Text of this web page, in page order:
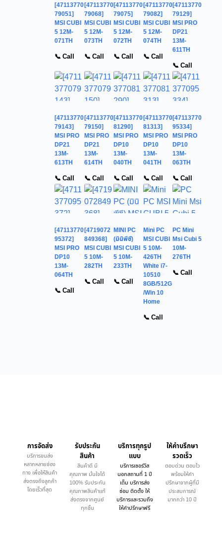
[47113770
79051]
MSI CUBI
5 12M-
071TH
📞 Call
[47113770
79068]
MSI CUBI
5 12M-
073TH
📞 Call
[47113770
79075]
MSI CUBI
5 12M-
072TH
📞 Call
[47113770
79082]
MSI CUBI
5 12M-
074TH
📞 Call
[47113770
79129]
MSI PRO
DP21
13M-
611TH
📞 Call
[47113770
79143]
MSI PRO
DP21
13M-
613TH
📞 Call
[47113770
79150]
MSI PRO
DP21
13M-
614TH
📞 Call
[47113770
81290]
MSI PRO
DP10
13M-
040TH
📞 Call
[47113770
81313]
MSI PRO
DP10
13M-
041TH
📞 Call
[47113770
95334]
MSI PRO
DP10
13M-
063TH
📞 Call
[47113770
95372]
MSI PRO
DP10
13M-
064TH
📞 Call
[4719072
849368]
MSI CUBI
5 10M-
282TH
📞 Call
MINI PC
(มินิพีซี)
MSI CUBI
5 10M-
233TH
📞 Call
Mini PC
MSI CUBI
5 10M-
426TH
White i7-
10510
8GB/512G
/Win 10
Home
📞 Call
PC Mini
Msi Cubi 5
10M-
276TH
📞 Call
การจัดส่ง
บริการขนส่ง
หลากหลายช่อง
ทาง เพื่อให้สินค้า
ส่งตรงถึงลูกค้า
โดยเร็วที่สุด
รับประกัน
สินค้า
สินค้าดี มี
คุณภาพ มั่นใจได้
100% รับประกัน
คุณภาพสินค้าแท้
ส่งตรงจากศูนย์
ทุกชิ้น
บริการทุกรูป
แบบ
บริการเซอร์วิส
นอกสถานที่ 1 ปี
เต็ม บริการส่ง
ซ่อม ติดตั้ง ให้
บริการและรวมถึง
ให้คำปรึกษาฟรี
ให้คำบรึกษา
รวดเร็ว
ตอบด่วน ตอบไว
พร้อมให้คำ
ปรึกษาจากผู้ที่มี
ประสบการณ์
มากกว่า 10 ปี